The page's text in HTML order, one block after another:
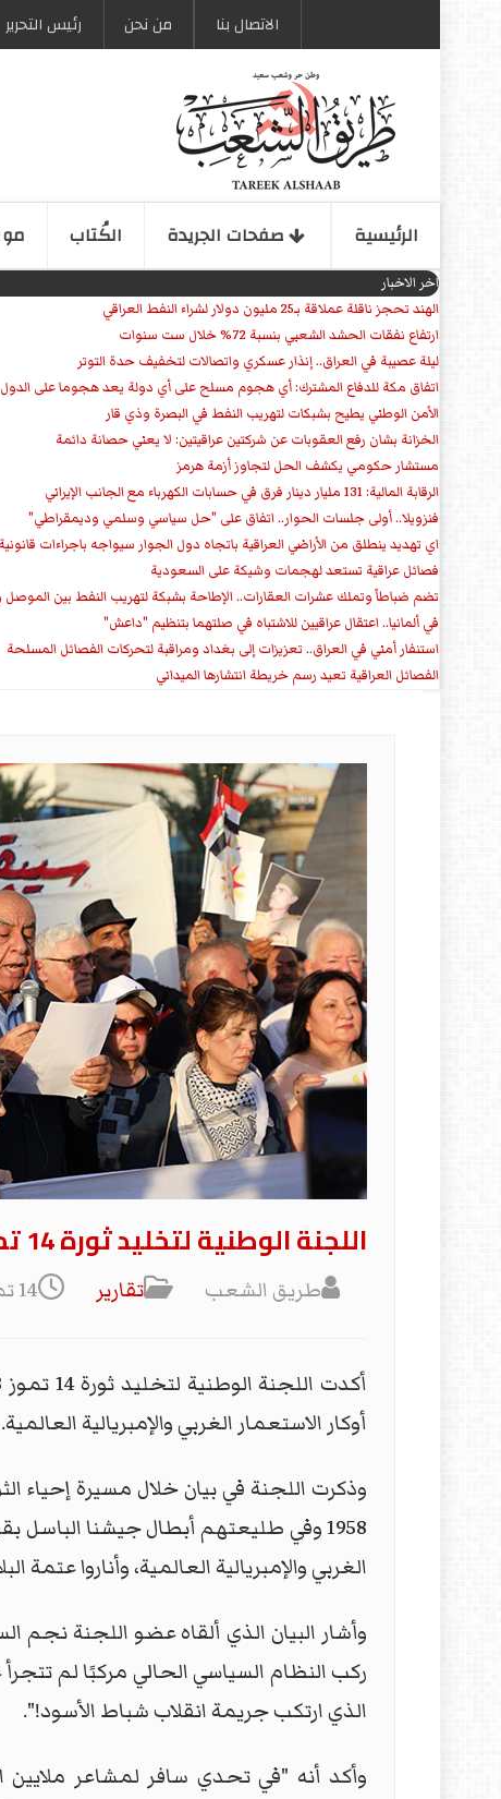
الاتصال بنا من نحن رئیس التحریر
الرئیسیة صفحات الجریدة الكُتاب
اخر الاخبار
الهند تحجز ناقلة عملاقة بـ25 مليون دولار لشراء النفط العراقي
ارتفاع نفقات الحشد الشعبي بنسبة 72% خلال ست سنوات
ليلة عصيبة في العراق.. إنذار عسكري واتصالات لتخفيف حدة التوتر
‏اتفاق مكة للدفاع المشترك: أي هجوم مسلح على أي دولة يعد هجوما على الدول
الأمن الوطني يطيح بشبكات لتهريب النفط في البصرة وذي قار
الخزانة بشان رفع العقوبات عن شركتين عراقيتين: لا يعني حصانة دائمة
مستشار حكومي يكشف الحل لتجاوز أزمة هرمز
الرقابة المالية: 131 مليار دينار فرق في حسابات الكهرباء مع الجانب الإيراني
فنزويلا.. أولى جلسات الحوار.. اتفاق على "حل سياسي وسلمي وديمقراطي"
اي تهديد ينطلق من الأراضي العراقية باتجاه دول الجوار سيواجه باجراءات
فصائل عراقية تستعد لهجمات وشيكة على السعودية
تضم ضباطاً وتملك عشرات العقارات.. الإطاحة بشبكة لتهريب النفط بين الموصل
في ألمانيا.. اعتقال عراقيين للاشتباه في صلتهما بتنظيم "داعش"
استنفار أمني في العراق.. تعزيزات إلى بغداد ومراقبة لتحركات الفصائل المسلحة
الفصائل العراقية تعيد رسم خريطة انتشارها الميداني
اللجنة الوطنية لتخليد ثورة 14 تموز 1958 تدعو إلى تعديل قانون العطل الرسمية: الثورة أنارت عتمة البلاد
طريق الشعب تقارير 14 تموز/يوليو 2024
أوكار الاستعمار الغربي والإمبريالية العالمية.
1958 وفي طليعتهم أبطال جيشنا
الغربي والإمبريالية العالمية، وأناروا
وأشار البيان الذي ألقاه عضو اللجنة
ركب النظام السياسي الحالي مركبًا لم
الذي ارتكب جريمة انقلاب شباط الأسود!".
وأكد أنه "في تحدي سافر لمشاعر ملايين